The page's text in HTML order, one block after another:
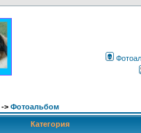
-> Фотоальбом
Категория